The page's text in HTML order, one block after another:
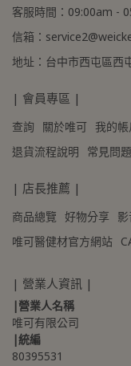
客服時間：09:00am -
信箱：
地址：台中市西屯區
| 會員專區 |
查詢 關於唯可 我的帳
退貨流程說明 常見問題
| 店長推薦 |
商品總覽 好物分享
唯可醫健材官方網站
| 營業人資訊 |
|營業人名稱
唯可有限公司
|統編
80395531